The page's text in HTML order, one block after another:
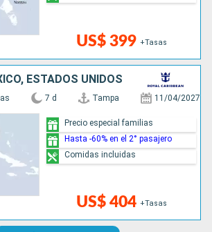
US$ 399 +Tasas
ESTADOS UNIDOS
7 d Tampa 11/04/2027
US$ 404 +Tasas
Precio especial familias
Hasta -60% en el 2° pasajero
Comidas incluidas